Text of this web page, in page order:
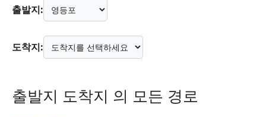
출발지:
도착지:
출발지 도착지 의 모든 경로